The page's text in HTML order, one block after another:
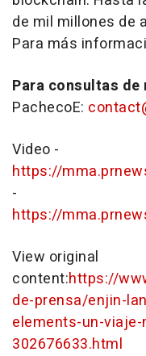
de mil millones de
Para más
Para consultas de
PachecoE:
Video -
https://
-
https://
View original
content:https://
de-prensa/enjin-
elements-un-
302676633.html